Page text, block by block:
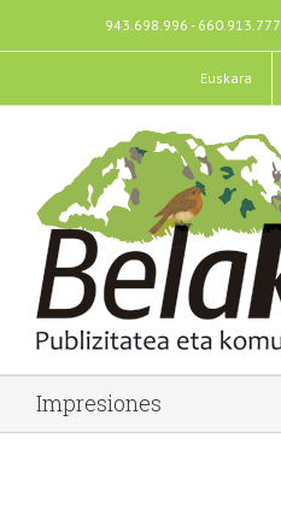
943.698.996 - 660.913.777
Euskara
Impresiones